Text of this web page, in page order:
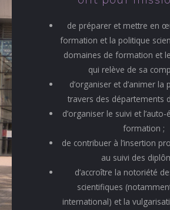
de préparer et mettre en
formation et la politique
domaines de formation et
qui relève de sa
d’organiser et d’animer la
travers des départements
d’organiser le suivi et
formation ;
de contribuer à l’insertion
au suivi des
d’accroître la notoriété
scientifiques
international) et la